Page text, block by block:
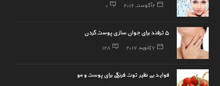
2 آگوست, 2016 0
۵ ترفند برای جوان سازی پوست گردن
7 ژانویه, 2017 128
فواید بی نظیر توت فرنگی برای پوست و مو